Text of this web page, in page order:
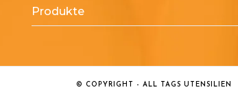
Produkte
© COPYRIGHT - ALL TAGS UTENSILIEN